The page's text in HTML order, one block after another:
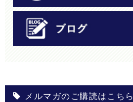
メルマガのご購読はこちら